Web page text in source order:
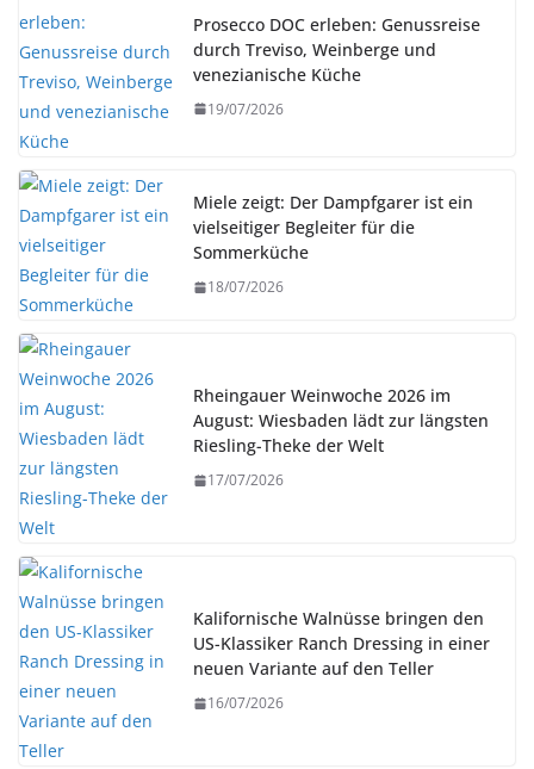
Prosecco DOC erleben: Genussreise
durch Treviso, Weinberge und
venezianische Küche
19/07/2026
Miele zeigt: Der Dampfgarer ist ein
vielseitiger Begleiter für die
Sommerküche
18/07/2026
Rheingauer Weinwoche 2026 im
August: Wiesbaden lädt zur längsten
Riesling-Theke der Welt
17/07/2026
Kalifornische Walnüsse bringen den
US-Klassiker Ranch Dressing in einer
neuen Variante auf den Teller
16/07/2026